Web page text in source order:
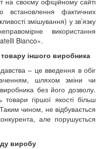
фактичних
змішування) у зв’язку
використання
Bianco».
іншого виробника
– це введення в обіг
шляхом зміни чи
без його дозволу.
гіршої якості більш
чином, не відбувається
але порушується
виробу